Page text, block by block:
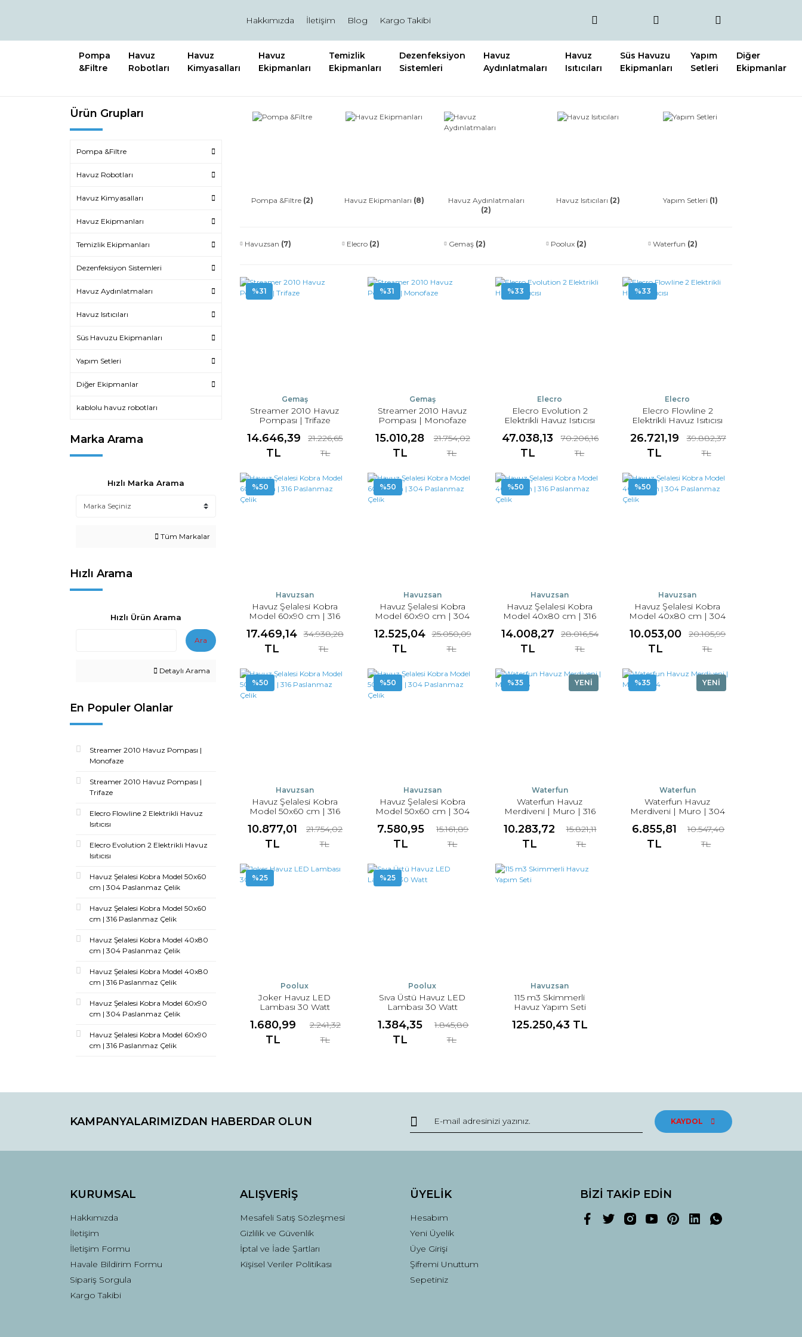
Hakkımızda İletişim Blog Kargo Takibi
Pompa
&Filtre
Havuz
Robotları
Havuz
Kimyasalları
Havuz
Ekipmanları
Temizlik
Ekipmanları
Dezenfeksiyon
Sistemleri
Havuz
Aydınlatmaları
Havuz
Isıtıcıları
Süs Havuzu
Ekipmanları
Yapım
Setleri
Diğer
Ekipmanlar
Ürün Grupları
Pompa &Filtre
Havuz Robotları
Havuz Kimyasalları
Havuz Ekipmanları
Temizlik Ekipmanları
Dezenfeksiyon Sistemleri
Havuz Aydınlatmaları
Havuz Isıtıcıları
Süs Havuzu Ekipmanları
Yapım Setleri
Diğer Ekipmanlar
kablolu havuz robotları
Marka Arama
Hızlı Marka Arama
Tüm Markalar
Hızlı Arama
Hızlı Ürün Arama
Ara
Detaylı Arama
En Populer Olanlar
Streamer 2010 Havuz Pompası |
Monofaze
Streamer 2010 Havuz Pompası |
Trifaze
Elecro Flowline 2 Elektrikli Havuz
Isıtıcısı
Elecro Evolution 2 Elektrikli Havuz
Isıtıcısı
Havuz Şelalesi Kobra Model 50x60
cm | 304 Paslanmaz Çelik
Havuz Şelalesi Kobra Model 50x60
cm | 316 Paslanmaz Çelik
Havuz Şelalesi Kobra Model 40x80
cm | 304 Paslanmaz Çelik
Havuz Şelalesi Kobra Model 40x80
cm | 316 Paslanmaz Çelik
Havuz Şelalesi Kobra Model 60x90
cm | 304 Paslanmaz Çelik
Havuz Şelalesi Kobra Model 60x90
cm | 316 Paslanmaz Çelik
Pompa &Filtre (2) Havuz Ekipmanları (8)
Havuz Aydınlatmaları
(2)
Havuz Isıtıcıları (2) Yapım Setleri (1)
Havuzsan (7) Elecro (2) Gemaş (2) Poolux (2) Waterfun (2)
%31
Gemaş
Streamer 2010 Havuz
Pompası | Trifaze
14.646,39
TL
21.226,65
TL
%31
Gemaş
Streamer 2010 Havuz
Pompası | Monofaze
15.010,28
TL
21.754,02
TL
%33
Elecro
Elecro Evolution 2
Elektrikli Havuz Isıtıcısı
47.038,13
TL
70.206,16
TL
%33
Elecro
Elecro Flowline 2
Elektrikli Havuz Isıtıcısı
26.721,19
TL
39.882,37
TL
%50
Havuzsan
Havuz Şelalesi Kobra
Model 60x90 cm | 316
17.469,14
TL
34.938,28
TL
%50
Havuzsan
Havuz Şelalesi Kobra
Model 60x90 cm | 304
12.525,04
TL
25.050,09
TL
%50
Havuzsan
Havuz Şelalesi Kobra
Model 40x80 cm | 316
14.008,27
TL
28.016,54
TL
%50
Havuzsan
Havuz Şelalesi Kobra
Model 40x80 cm | 304
10.053,00
TL
20.105,99
TL
%50
Havuzsan
Havuz Şelalesi Kobra
Model 50x60 cm | 316
10.877,01
TL
21.754,02
TL
%50
Havuzsan
Havuz Şelalesi Kobra
Model 50x60 cm | 304
7.580,95
TL
15.161,89
TL
%35 YENİ
Waterfun
Waterfun Havuz
Merdiveni | Muro | 316
10.283,72
TL
15.821,11
TL
%35 YENİ
Waterfun
Waterfun Havuz
Merdiveni | Muro | 304
6.855,81
TL
10.547,40
TL
%25
Poolux
Joker Havuz LED
Lambası 30 Watt
1.680,99
TL
2.241,32
TL
%25
Poolux
Sıva Üstü Havuz LED
Lambası 30 Watt
1.384,35
TL
1.845,80
TL
Havuzsan
115 m3 Skimmerli
Havuz Yapım Seti
125.250,43 TL
KAMPANYALARIMIZDAN HABERDAR OLUN KAYDOL
KURUMSAL
Hakkımızda
İletişim
İletişim Formu
Havale Bildirim Formu
Sipariş Sorgula
Kargo Takibi
ALIŞVERİŞ
Mesafeli Satış Sözleşmesi
Gizlilik ve Güvenlik
İptal ve İade Şartları
Kişisel Veriler Politikası
ÜYELİK
Hesabım
Yeni Üyelik
Üye Girişi
Şifremi Unuttum
Sepetiniz
BİZİ TAKİP EDİN